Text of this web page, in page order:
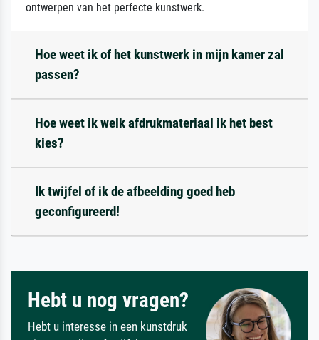
ontwerpen van het perfecte kunstwerk.
Hoe weet ik of het kunstwerk in mijn kamer zal
passen?
Hoe weet ik welk afdrukmateriaal ik het best
kies?
Ik twijfel of ik de afbeelding goed heb
geconfigureerd!
Hebt u nog vragen?
Hebt u interesse in een kunstdruk